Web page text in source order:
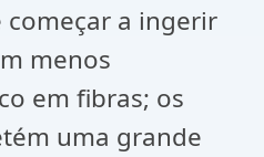
começar a ingerir
menos
em fibras; os
uma grande